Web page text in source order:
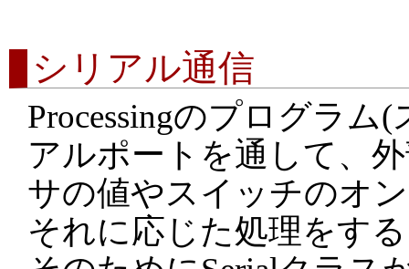
シリアル通信
Processingのプログラム
アルポートを通して、
サの値やスイッチのオ
それに応じた処理をす